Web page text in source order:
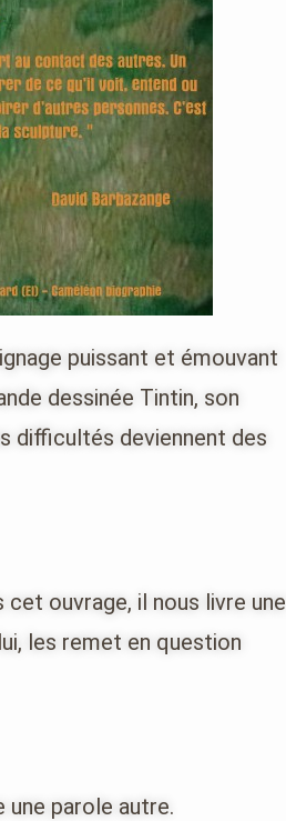
puissant et émouvant
dessinée Tintin, son
difficultés deviennent des
ouvrage, il nous livre une
les remet en question
une parole autre.